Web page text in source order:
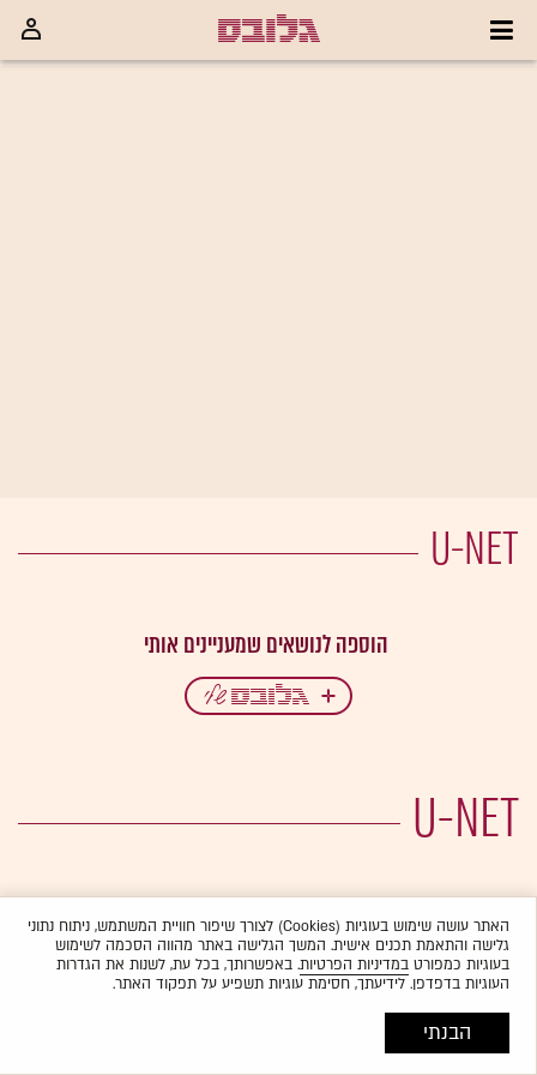
U-NET
U-NET
האתר עושה שימוש בעוגיות (Cookies) לצורך שיפור חוויית המשתמש, ניתוח נתוני
גלישה והתאמת תכנים אישית. המשך הגלישה באתר מהווה הסכמה לשימוש
בעוגיות כמפורטבמדיניות הפרטיות. באפשרותך, בכל עת, לשנות את הגדרות
העוגיות בדפדפן. לידיעתך, חסימת עוגיות תשפיע על תפקוד האתר.
הבנתי